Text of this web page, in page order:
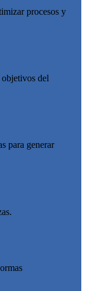
procesos y
del
para generar